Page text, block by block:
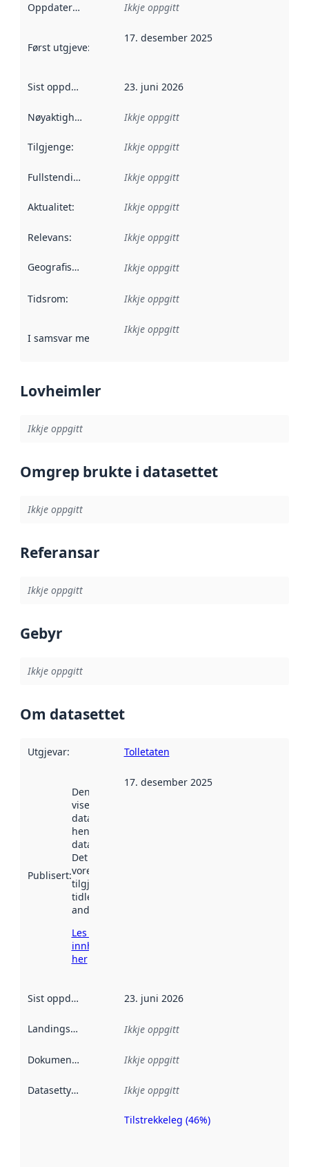
Oppdateringsfrekvens :
Ikkje oppgitt
Først utgjeve:
17. desember 2025
Sist oppdatert 23. juni 2026
Nøyaktigheit Ikkje oppgitt
Tilgjenge: Ikkje oppgitt
Fullstendigheit Ikkje oppgitt
Aktualitet: Ikkje oppgitt
Relevans: Ikkje oppgitt
Geografisk område Ikkje oppgitt
Tidsrom: Ikkje oppgitt
I samsvar med Referanse til ei implementeringsregel eller
Ikkje oppgitt
Lovheimler
Ikkje oppgitt
Omgrep brukte i datasettet
Ikkje oppgitt
Referansar
Ikkje oppgitt
Gebyr
Ikkje oppgitt
Om datasettet
Utgjevar: Tolletaten
Publisert:
Denne datoen
viser når
datasettet vart
henta inn av
data.norge.no.
Det kan ha
vore
tilgjengeleg
tidlegare
andre stader.
Les meir om
innhenting
her
17. desember 2025
Sist oppdatert 23. juni 2026
Landingsside Ikkje oppgitt
Dokumentasjon Ikkje oppgitt
Datasettype Ikkje oppgitt
Metadatakvalitet
Tilstrekkeleg (46%)